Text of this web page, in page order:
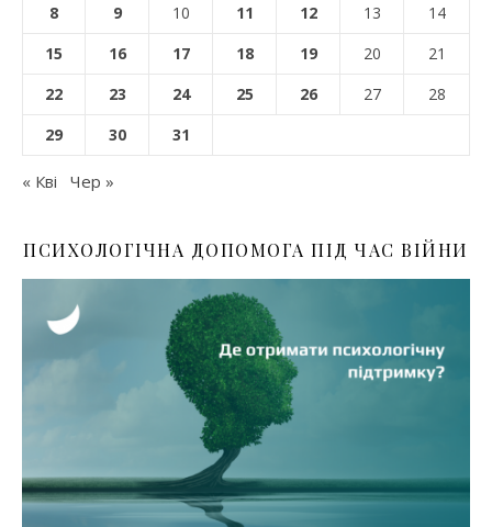
8
9 10 11 12 13
14
15
16 17 18 19 20
21
22
23 24 25 26 27
28
29
30 31
« Кві Чер »
ПСИХОЛОГІЧНА ДОПОМОГА ПІД ЧАС ВІЙНИ